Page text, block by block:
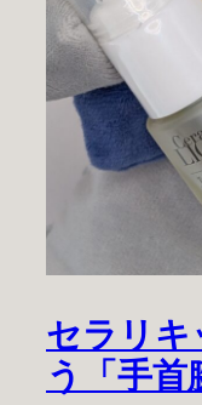
セラリ
う「手首